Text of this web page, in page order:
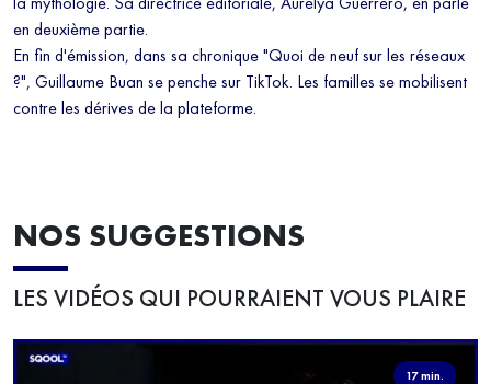
en deuxième partie.
En fin d'émission, dans sa chronique "Quoi de neuf sur les réseaux
?", Guillaume Buan se penche sur TikTok. Les familles se mobilisent
contre les dérives de la plateforme.
NOS SUGGESTIONS
LES VIDÉOS QUI POURRAIENT VOUS PLAIRE
17 min.